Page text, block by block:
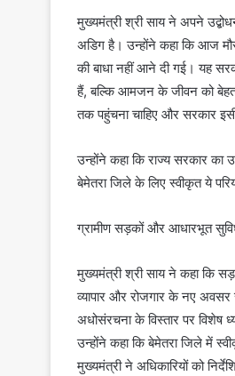
मुख्यमंत्री श्री साय ने अपने
अडिग है। उन्होंने कहा कि आज
की बाधा नहीं आने दी गई। यह
हैं, बल्कि आमजन के जीवन को
तक पहुंचना चाहिए और सरकार
उन्होंने कहा कि राज्य सरकार का
बेमेतरा जिले के लिए स्वीकृत ये
ग्रामीण सड़कों और आधारभूत
मुख्यमंत्री श्री साय ने कहा कि
व्यापार और रोजगार के नए
अधोसंरचना के विस्तार पर विशेष
उन्होंने कहा कि बेमेतरा जिले में
मुख्यमंत्री ने अधिकारियों को